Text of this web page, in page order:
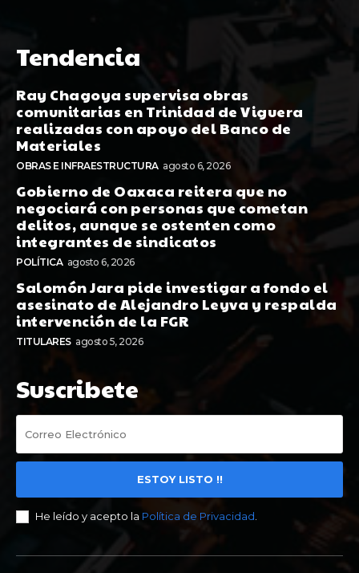
Tendencia
Ray Chagoya supervisa obras
comunitarias en Trinidad de Viguera
realizadas con apoyo del Banco de
Materiales
OBRAS E INFRAESTRUCTURA agosto 6, 2026
Gobierno de Oaxaca reitera que no
negociará con personas que cometan
delitos, aunque se ostenten como
integrantes de sindicatos
POLÍTICA agosto 6, 2026
Salomón Jara pide investigar a fondo el
asesinato de Alejandro Leyva y respalda
intervención de la FGR
TITULARES agosto 5, 2026
Suscribete
ESTOY LISTO !!
He leído y acepto la Política de Privacidad